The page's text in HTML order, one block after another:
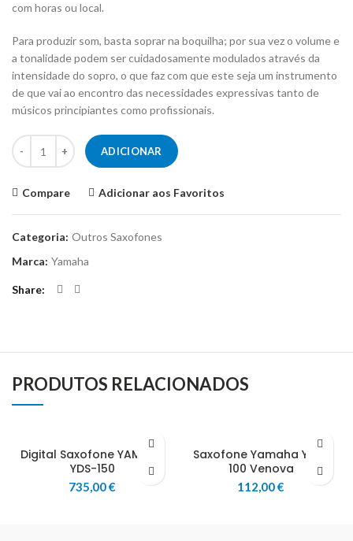
com horas ou local.
Para produzir som, basta soprar na boquilha; por sua vez o volume e
a tonalidade podem ser cuidadosamente modulados através da
intensidade do sopro, o que faz com que este seja um instrumento
de que vai ao encontro das necessidades expressivas tanto de
músicos principiantes como profissionais.
Quantidade de Saxofone Digital YAMAHA YDS-150
ADICIONAR
Compare Adicionar aos Favoritos
Categoria: Outros Saxofones
Marca: Yamaha
Share
PRODUTOS RELACIONADOS
Digital Saxofone YAMAHA
YDS-150
735,00€
Saxofone Yamaha YVS-
100 Venova
112,00€